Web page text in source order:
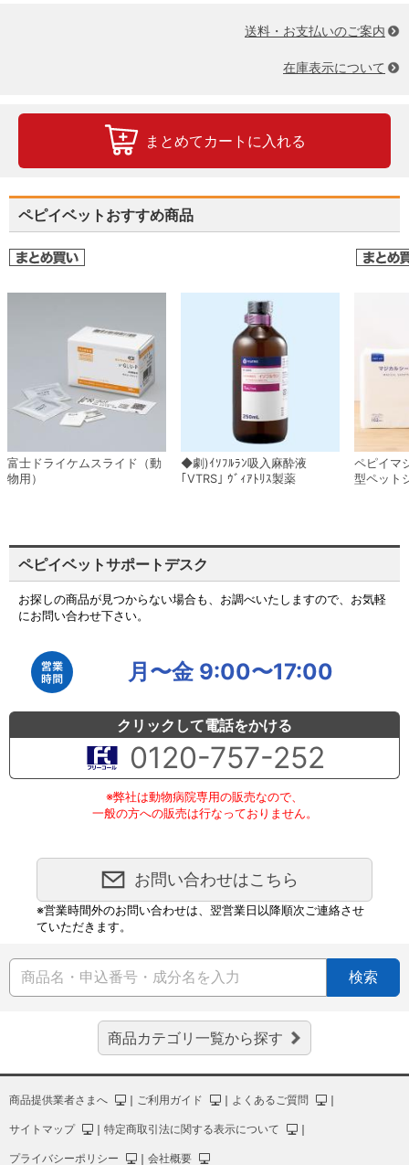
送料・お支払いのご案内
在庫表示について
まとめてカートに入れる
ペピイベットおすすめ商品
富士ドライケムスライド（動
物用）
◆劇)ｲｿﾌﾙﾗﾝ吸入麻酔液
｢VTRS｣ ｳﾞｨｱﾄﾘｽ製薬
ペピイマ
型ペット
ペピイベットサポートデスク
お探しの商品が見つからない場合も、お調べいたしますので、お気軽
にお問い合わせ下さい。
月〜金 9:00〜17:00
クリックして電話をかける
0120-757-252
※弊社は動物病院専用の販売なので、
一般の方への販売は行なっておりません。
お問い合わせはこちら
※営業時間外のお問い合わせは、翌営業日以降順次ご連絡させ
ていただきます。
検索
商品カテゴリ一覧から探す
商品提供業者さまへ ｜ ご利用ガイド ｜ よくあるご質問 ｜
サイトマップ ｜ 特定商取引法に関する表示について ｜
プライバシーポリシー ｜ 会社概要